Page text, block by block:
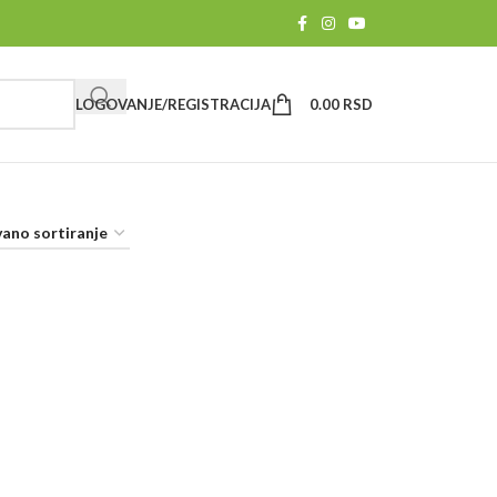
LOGOVANJE/REGISTRACIJA 0.00 RSD